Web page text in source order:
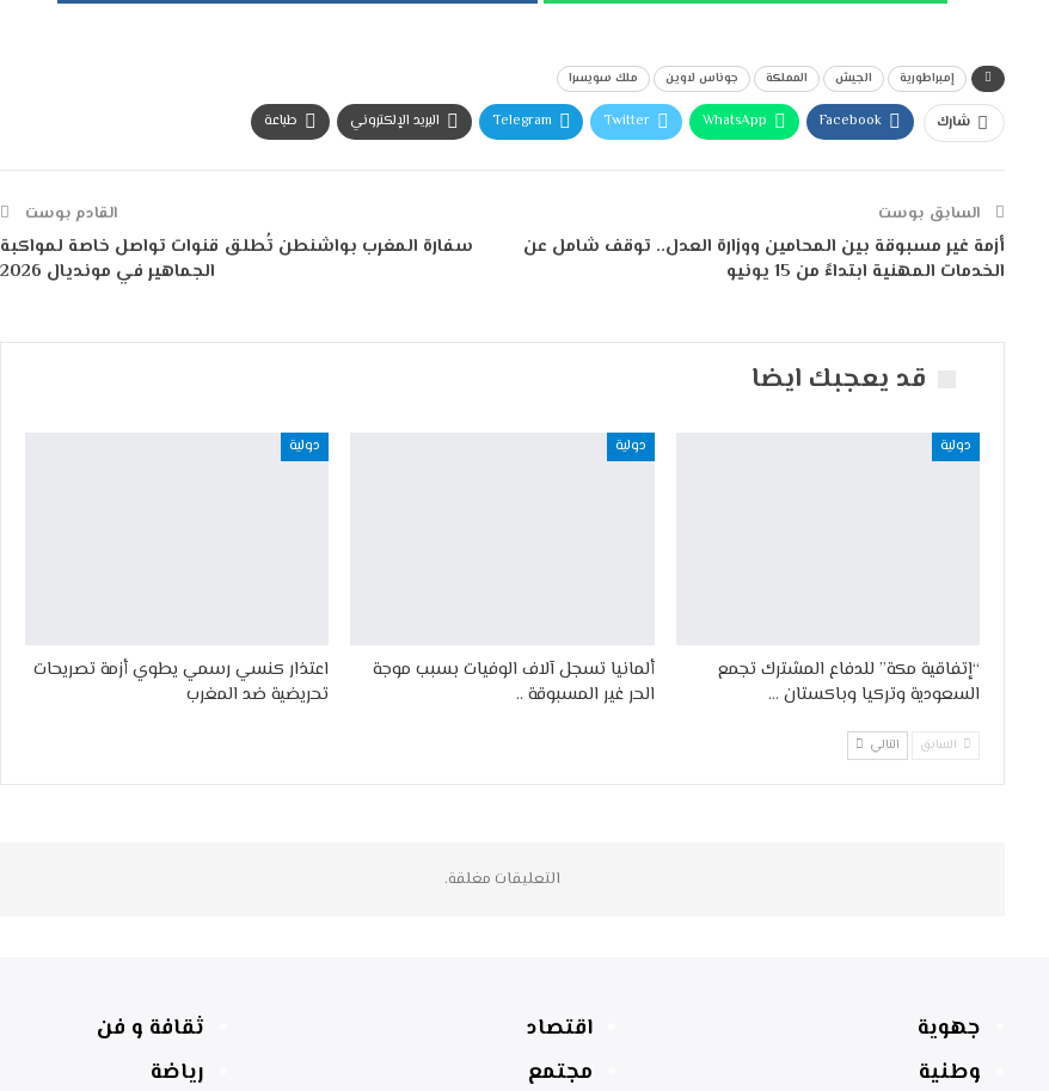
إمبراطورية الجيش المملكة جوناس لاوين ملك سويسرا
شارك Facebook
WhatsApp
Twitter
Telegram البريد الإلكتروني طباعة
السابق بوست
أزمة غير مسبوقة بين المحامين ووزارة العدل.. توقف شامل عن
الخدمات المهنية ابتداءً من 15 يونيو
القادم بوست
سفارة المغرب بواشنطن تُطلق قنوات تواصل خاصة لمواكبة
الجماهير في مونديال 2026
قد يعجبك ايضا
دولية
“إتفاقية مكة” للدفاع المشترك تجمع
السعودية وتركيا وباكستان …
دولية
ألمانيا تسجل آلاف الوفيات بسبب موجة
الحر غير المسبوقة ..
دولية
اعتذار كنسي رسمي يطوي أزمة تصريحات
تحريضية ضد المغرب
السابق التالي
التعليقات مغلقة.
جهوية
وطنية
اقتصاد
مجتمع
ثقافة و فن
رياضة